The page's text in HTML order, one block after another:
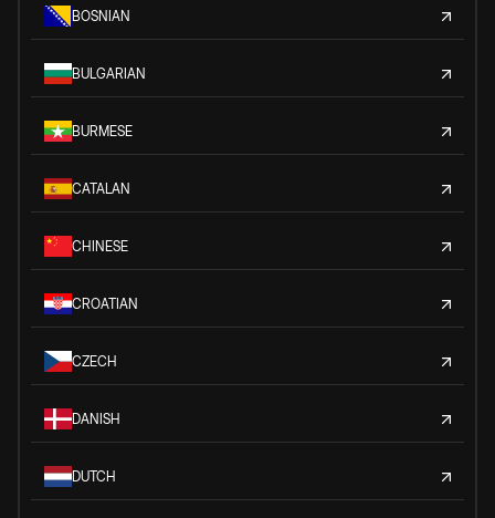
BOSNIAN
BULGARIAN
BURMESE
CATALAN
CHINESE
CROATIAN
CZECH
DANISH
DUTCH